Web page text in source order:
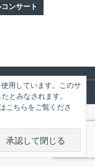
ンサート
byMH Themes
用しています。このサ
とみなされます。
こちらをご覧くださ